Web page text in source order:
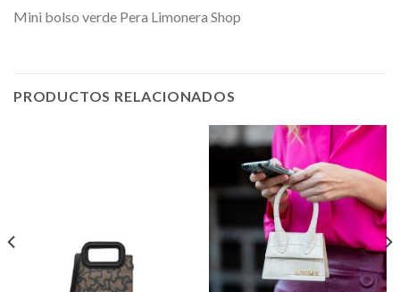
Mini bolso verde Pera Limonera Shop
PRODUCTOS RELACIONADOS